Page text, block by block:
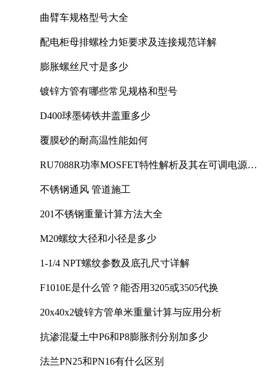
曲臂车规格型号大全
配电柜母排螺栓力矩要求及连接规范详解
膨胀螺丝尺寸是多少
镀锌方管有哪些常见规格和型号
D400球墨铸铁井盖重多少
覆膜砂的耐高温性能如何
RU7088R功率MOSFET特性解析及其在可调电源设
不锈钢通风 管道施工
201不锈钢重量计算方法大全
M20螺纹大径和小径是多少
1-1/4 NPT螺纹参数及底孔尺寸详解
F1010E是什么管？能否用3205或3505代换
20x40x2镀锌方管单米重量计算与应用分析
抗渗混凝土中P6和P8膨胀剂分别加多少
法兰PN25和PN16有什么区别